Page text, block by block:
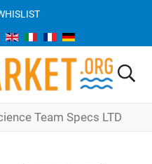
Team Specs LTD